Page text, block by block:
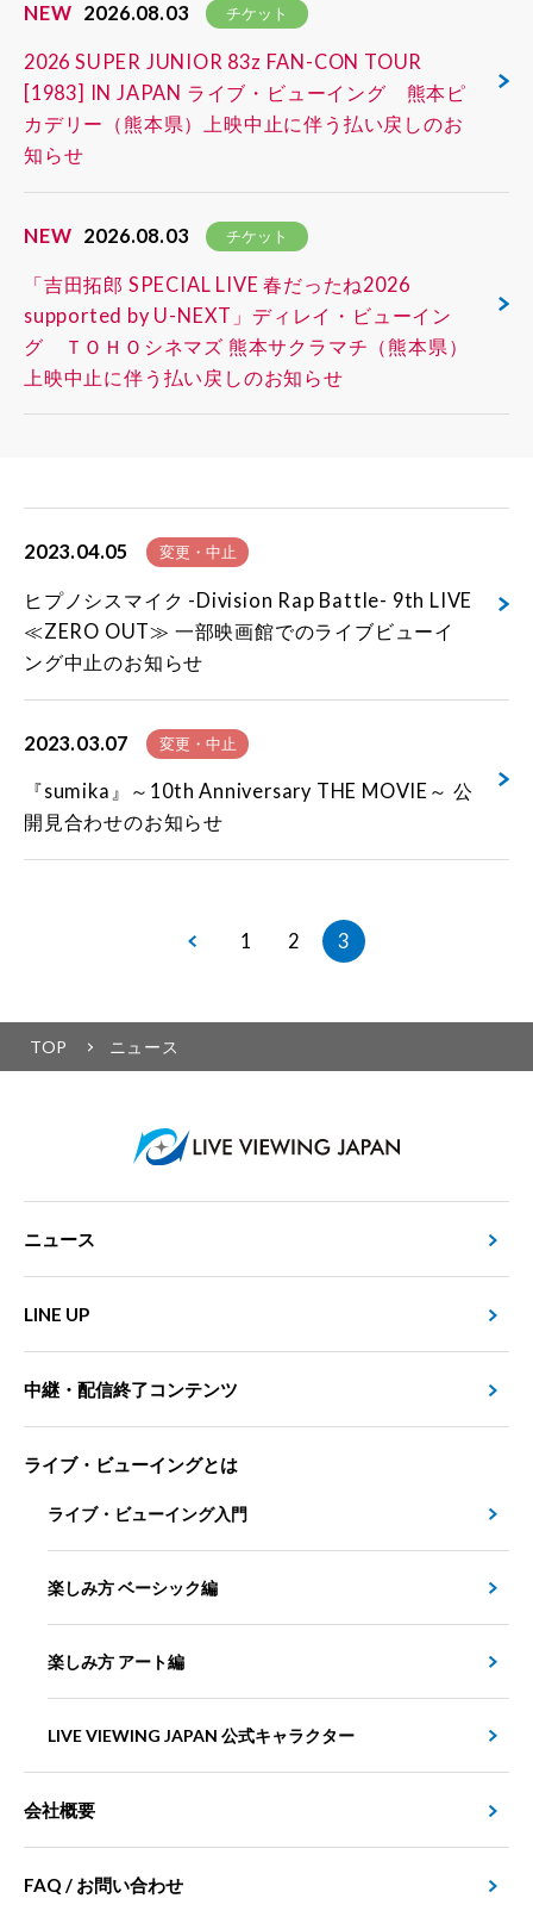
NEW 2026.08.03 チケット
2026 SUPER JUNIOR 83z FAN-CON TOUR
[1983] IN JAPAN ライブ・ビューイング 熊本ピ
カデリー（熊本県）上映中止に伴う払い戻しのお
知らせ
NEW 2026.08.03 チケット
「吉田拓郎 SPECIAL LIVE 春だったね2026
supported by U-NEXT」ディレイ・ビューイン
グ ＴＯＨＯシネマズ 熊本サクラマチ（熊本県）
上映中止に伴う払い戻しのお知らせ
2023.04.05 変更・中止
ヒプノシスマイク -Division Rap Battle- 9th LIVE
≪ZERO OUT≫ 一部映画館でのライブビューイ
ング中止のお知らせ
2023.03.07 変更・中止
『sumika』～10th Anniversary THE MOVIE～ 公
開見合わせのお知らせ
1 2 3
TOP ニュース
ニュース
LINE UP
中継・配信終了コンテンツ
ライブ・ビューイングとは
ライブ・ビューイング入門
楽しみ方 ベーシック編
楽しみ方 アート編
LIVE VIEWING JAPAN 公式キャラクター
会社概要
FAQ / お問い合わせ